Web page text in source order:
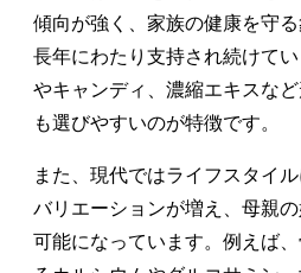
傾向が強く、家族の健康を守
長年にわたり支持され続けて
やキャンディ、濃縮エキスな
も選びやすいのが特徴です。
また、現代ではライフスタイ
バリエーションが増え、母親
可能になっています。例えば